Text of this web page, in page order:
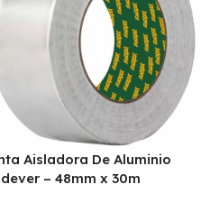
Aisladora De Aluminio
– 48mm x 30m